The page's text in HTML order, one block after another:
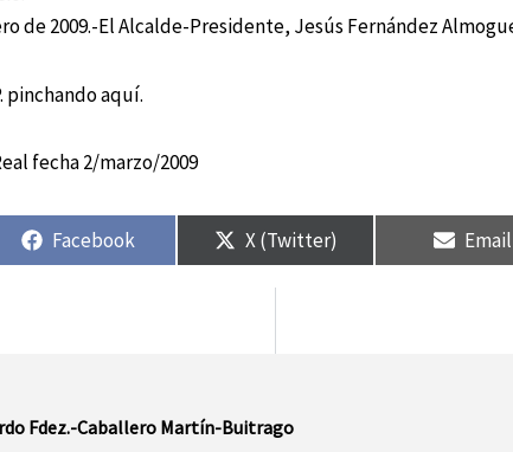
de 2009.-El Alcalde-Presidente, Jesús Fernández
pinchandoaquí.
fecha 2/marzo/2009
Facebook X (Twitter) Email
Fdez.-Caballero Martín-Buitrago